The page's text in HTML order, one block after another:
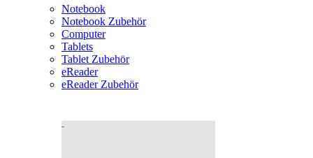
Notebook
Notebook Zubehör
Computer
Tablets
Tablet Zubehör
eReader
eReader Zubehör